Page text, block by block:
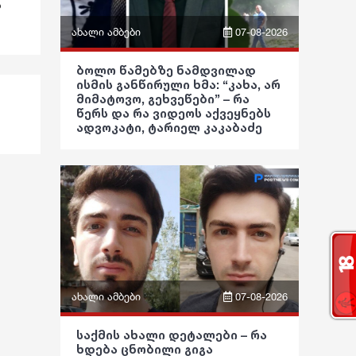
ფაქტები
სამართალი
რჩევები
ინტერვიუ
შოუბიზნესი
მედიცინა
კულინარია
ასტროლოგია
ფაქტები
კულტურა
გართობა
რეგიონი
სოც. მედია
მსოფლიო
ეკონომიკა
სამართალი
რჩევები
ინტერვიუ
შოუბიზნესი
ახალი ამბები
ფრაზები
ვიდეო
პოლიტიკა
განათლება
ჯანდაცვა
კულტურა
გართობა
რეგიონი
სოც. მედია
07-08-2026
ბოლო წამებზე ნამდვილად
ისმის განწირული ხმა: “კახა, არ
მიმატოვო, გეხვეწები” – რა
წერს და რა ვიდეოს აქვეყნებს
ადვოკატი, ტარიელ კაკაბაძე
ახალი ამბები
ფრაზები
07-08-2026
საქმის ახალი დეტალები – რა
ხდება ცნობილი გიგა